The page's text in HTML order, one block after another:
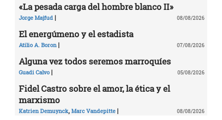
«La pesada carga del hombre blanco II»
Jorge Majfud | 08/08/2026
El energúmeno y el estadista
Atilio A. Boron | 07/08/2026
Alguna vez todos seremos marroquíes
Guadi Calvo | 05/08/2026
Fidel Castro sobre el amor, la ética y el
marxismo
Katrien Demuynck, Marc Vandepitte | 08/08/2026